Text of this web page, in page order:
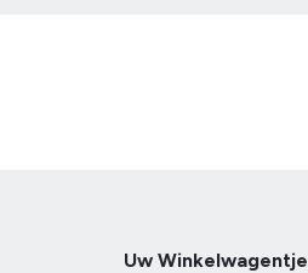
Uw Winkelwagentje